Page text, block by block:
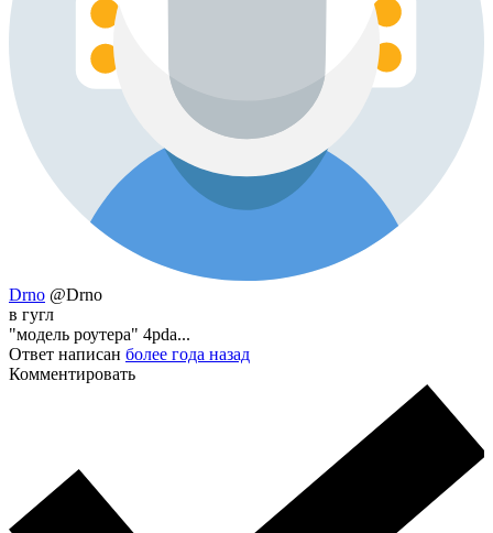
Drno @Drno
в гугл
"модель роутера" 4pda...
Ответ написан более года назад
Комментировать